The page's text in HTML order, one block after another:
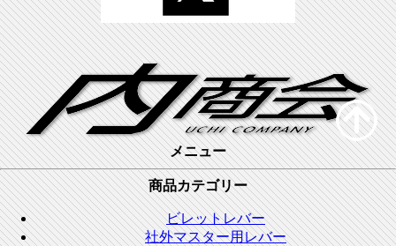
メニュー
商品カテゴリー
ビレットレバー
社外マスター用レバー